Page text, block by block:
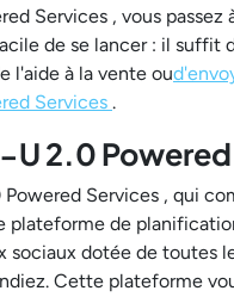
Services , vous
de se lancer : il suffit
l'aide à la vente ou
Services .
2.0 Powered
Services , qui
plateforme de
sociaux dotée de toutes
Cette plateforme